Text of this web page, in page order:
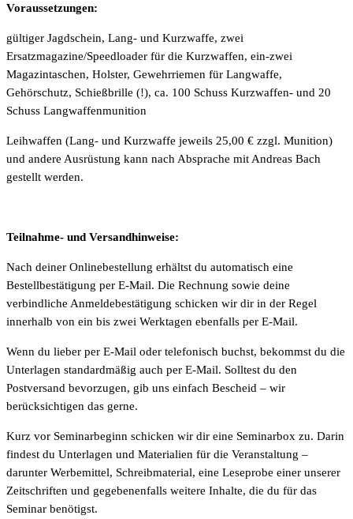
Voraussetzungen:
gültiger Jagdschein, Lang- und Kurzwaffe, zwei
Ersatzmagazine/Speedloader für die Kurzwaffen, ein-zwei
Magazintaschen, Holster, Gewehrriemen für Langwaffe,
Gehörschutz, Schießbrille (!), ca. 100 Schuss Kurzwaffen- und 20
Schuss Langwaffenmunition
Leihwaffen (Lang- und Kurzwaffe jeweils 25,00 € zzgl. Munition)
und andere Ausrüstung kann nach Absprache mit Andreas Bach
gestellt werden.
Teilnahme- und Versandhinweise:
Nach deiner Onlinebestellung erhältst du automatisch eine
Bestellbestätigung per E-Mail. Die Rechnung sowie deine
verbindliche Anmeldebestätigung schicken wir dir in der Regel
innerhalb von ein bis zwei Werktagen ebenfalls per E-Mail.
Wenn du lieber per E-Mail oder telefonisch buchst, bekommst du die
Unterlagen standardmäßig auch per E-Mail. Solltest du den
Postversand bevorzugen, gib uns einfach Bescheid – wir
berücksichtigen das gerne.
Kurz vor Seminarbeginn schicken wir dir eine Seminarbox zu. Darin
findest du Unterlagen und Materialien für die Veranstaltung –
darunter Werbemittel, Schreibmaterial, eine Leseprobe einer unserer
Zeitschriften und gegebenenfalls weitere Inhalte, die du für das
Seminar benötigst.